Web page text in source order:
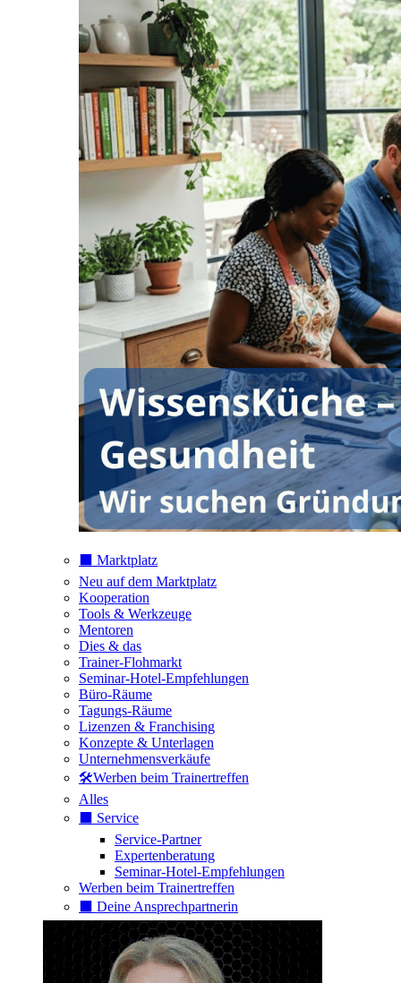
⬛️ Marktplatz
Neu auf dem Marktplatz
Kooperation
Tools & Werkzeuge
Mentoren
Dies & das
Trainer-Flohmarkt
Seminar-Hotel-Empfehlungen
Büro-Räume
Tagungs-Räume
Lizenzen & Franchising
Konzepte & Unterlagen
Unternehmensverkäufe
🛠️Werben beim Trainertreffen
Alles
⬛️ Service
Service-Partner
Expertenberatung
Seminar-Hotel-Empfehlungen
Werben beim Trainertreffen
⬛️ Deine Ansprechpartnerin